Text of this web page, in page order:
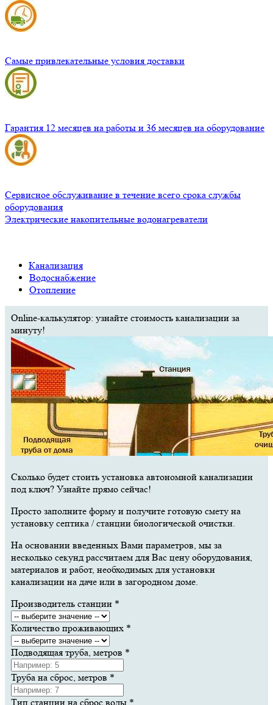
Самые привлекательные условия доставки
Гарантия 12 месяцев на работы и 36 месяцев на оборудование
Сервисное обслуживание в течение всего срока службы
оборудования
Электрические накопительные водонагреватели
Канализация
Водоснабжение
Отопление
Online-калькулятор: узнайте стоимость канализации за
минуту!
Сколько будет стоить установка автономной канализации
под ключ? Узнайте прямо сейчас!
Просто заполните форму и получите готовую смету на
установку септика / станции биологической очистки.
На основании введенных Вами параметров, мы за
несколько секунд рассчитаем для Вас цену оборудования,
материалов и работ, необходимых для установки
канализации на даче или в загородном доме.
Производитель станции *
Количество проживающих *
Подводящая труба, метров *
Труба на сброс, метров *
Тип станции на сброс воды *